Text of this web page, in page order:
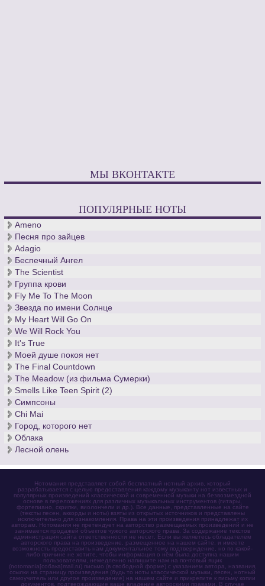
МЫ ВКОНТАКТЕ
ПОПУЛЯРНЫЕ НОТЫ
Ameno
Песня про зайцев
Adagio
Беспечный Ангел
The Scientist
Группа крови
Fly Me To The Moon
Звезда по имени Солнце
My Heart Will Go On
We Will Rock You
It's True
Моей душе покоя нет
The Final Countdown
The Meadow (из фильма Сумерки)
Smells Like Teen Spirit (2)
Симпсоны
Chi Mai
Город, которого нет
Облака
Лесной олень
Нотомания представляет собой бесплатный нотный архив, который
разрабатывается с целью предоставления каждому музыканту нот известных и
популярных произведений классической и современной музыки на безвозмездной
основе в переложениях для различных музыкальных инструментов (гитары,
фортепиано, скрипки, виолончели и др.). Все данные, представленные на сайте
(тексты песен, аккорды и ноты) взяты из открытых источников и представлены
исключительно для ознакомления. Права на эти произведения принадлежат их
авторам. Нотомания не претендует на авторство размещаемых произведений и не
занимается продажей объектов чужого авторского права. За содержание текстов
администрация сайта ответственности не несет. Если вы являетесь обладателем
авторского права на произведение, размещенное на нашем сайте, и имеете
возможность предоставить нам документальное тому подтверждение, но по какой-
либо причине не хотите, чтобы информация о нём была доступна нашим
пользователям, немедленно напишите нам на почтовый ящик
(notomania[собака]mail.ru) письмо (в свободной форме) с указанием автора, названия,
ссылки на страницу произведения (будь то ноты классической музыки, песен, нотный
самоучитель или другое произведение) на нашем сайте и прикрепите к письму копии
документов, подтверждающие ваше владение авторскими правами. В случае